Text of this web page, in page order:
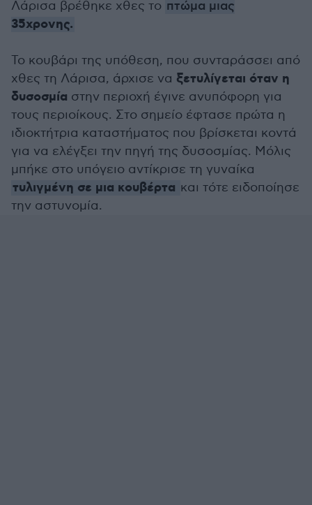
Λάρισα βρέθηκε χθες το πτώμα μιας
35χρονης.
Το κουβάρι της υπόθεση, που συνταράσσει από
χθες τη Λάρισα, άρχισε να ξετυλίγεται όταν η
δυσοσμία στην περιοχή έγινε ανυπόφορη για
τους περιοίκους. Στο σημείο έφτασε πρώτα η
ιδιοκτήτρια καταστήματος που βρίσκεται κοντά
για να ελέγξει την πηγή της δυσοσμίας. Μόλις
μπήκε στο υπόγειο αντίκρισε τη γυναίκα
τυλιγμένη σε μια κουβέρτα και τότε ειδοποίησε
την αστυνομία.